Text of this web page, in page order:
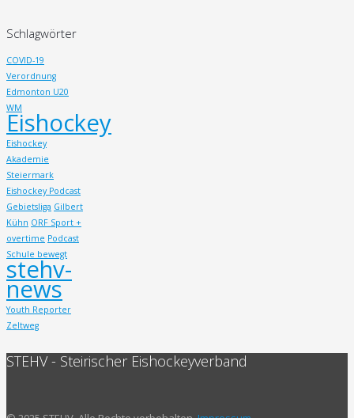
Schlagwörter
COVID-19
Verordnung
Edmonton U20
WM
Eishockey
Eishockey
Akademie
Steiermark
Eishockey Podcast
Gebietsliga Gilbert
Kühn ORF Sport +
overtime Podcast
Schule bewegt
stehv-
news
Youth Reporter
Zeltweg
STEHV - Steirischer Eishockeyverband